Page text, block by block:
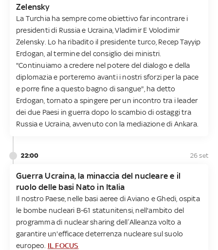
Zelensky
La Turchia ha sempre come obiettivo far incontrare i
presidenti di Russia e Ucraina, Vladimir E Volodimir
Zelensky. Lo ha ribadito il presidente turco, Recep Tayyip
Erdogan, al termine del consiglio dei ministri.
"Continuiamo a credere nel potere del dialogo e della
diplomazia e porteremo avanti i nostri sforzi per la pace
e porre fine a questo bagno di sangue", ha detto
Erdogan, tornato a spingere per un incontro tra i leader
dei due Paesi in guerra dopo lo scambio di ostaggi tra
Russia e Ucraina, avvenuto con la mediazione di Ankara.
22:00 26 set
Guerra Ucraina, la minaccia del nucleare e il
ruolo delle basi Nato in Italia
Il nostro Paese, nelle basi aeree di Aviano e Ghedi, ospita
le bombe nucleari B-61 statunitensi, nell'ambito del
programma di nuclear sharing dell’Alleanza volto a
garantire un'efficace deterrenza nucleare sul suolo
europeo. IL FOCUS